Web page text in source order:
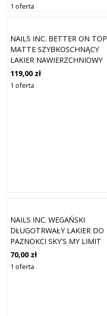
1 oferta
NAILS INC. BETTER ON TOP
MATTE SZYBKOSCHNĄCY
LAKIER NAWIERZCHNIOWY
MATOWY EFEKT 14 ML
119,00 zł
1 oferta
NAILS INC. WEGAŃSKI
DŁUGOTRWAŁY LAKIER DO
PAZNOKCI SKY'S MY LIMIT
14 ML
70,00 zł
1 oferta